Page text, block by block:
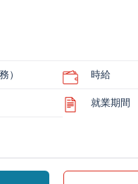
） 時給
就業期間